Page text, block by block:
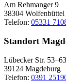
Am Rehmanger 9
38304 Wolfenbüttel
Telefon: 05331
Standort
Lübecker Str. 53–63
39124 Magdeburg
Telefon: 0391